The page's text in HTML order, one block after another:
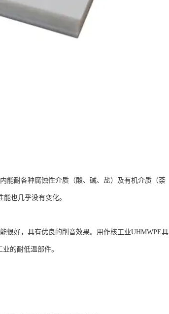
能耐各种腐蚀性介质（酸、碱、盐）及有机介质（荼
也几乎没有变化。
很好，具有优良的削音效果。用作核工业UHMWPE具
的耐低温部件。